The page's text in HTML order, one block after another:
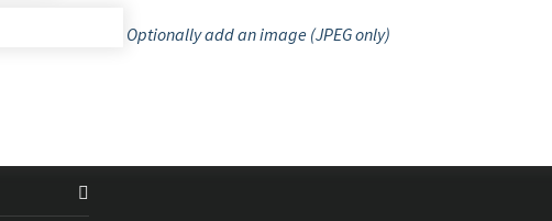
Optionally add an image (JPEG only)